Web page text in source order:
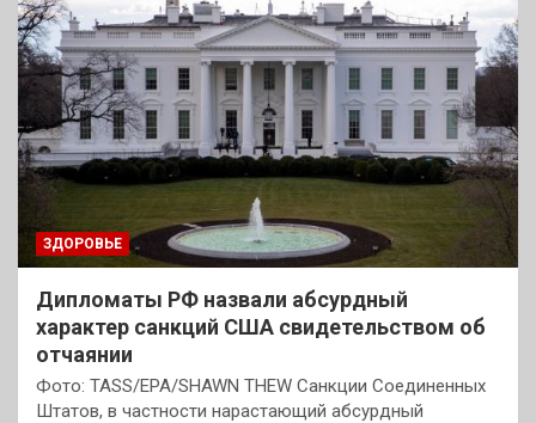
ЗДОРОВЬЕ
Дипломаты РФ назвали абсурдный
характер санкций США свидетельством об
отчаянии
Фото: TASS/EPA/SHAWN THEW Санкции Соединенных
Штатов, в частности нарастающий абсурдный